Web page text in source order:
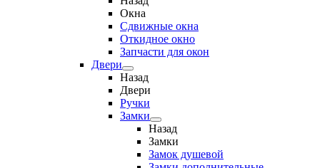
Окна
Сдвижные окна
Откидное окно
Запчасти для окон
Двери
Назад
Двери
Ручки
Замки
Назад
Замки
Замок душевой